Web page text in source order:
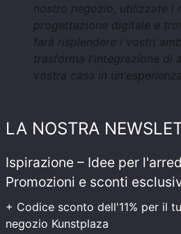
nostro negozio, utilizzate i
progettazione digitale e
farà risplendere i vostri
trasforma l'integrazione di
vostra casa in
LA NOSTRA
Ispirazione – Idee per
Promozioni e sconti
+ Codice sconto dell'11% per il
negozio Kunstplaza